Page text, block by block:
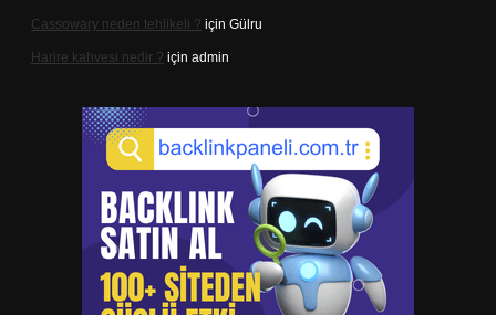
Cassowary neden tehlikeli ? için Gülru
Harire kahvesi nedir ? için admin